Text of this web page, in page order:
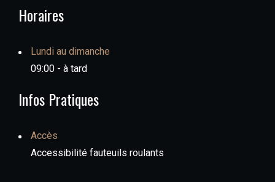
Horaires
Lundi au dimanche
09:00 - à tard
Infos Pratiques
Accès
Accessibilité fauteuils roulants